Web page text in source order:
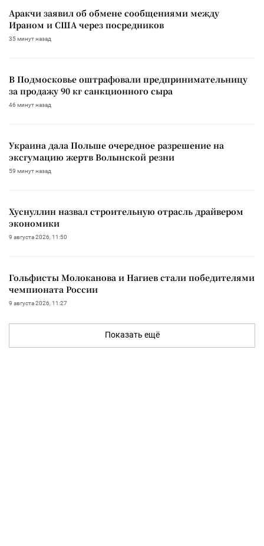
Аракчи заявил об обмене сообщениями между
Ираном и США через посредников
35 минут назад
В Подмосковье оштрафовали предпринимательницу
за продажу 90 кг санкционного сыра
46 минут назад
Украина дала Польше очередное разрешение на
эксгумацию жертв Волынской резни
59 минут назад
Хуснуллин назвал строительную отрасль драйвером
экономики
9 августа 2026, 11:50
Гольфисты Молоканова и Нагиев стали победителями
чемпионата России
9 августа 2026, 11:27
Показать ещё